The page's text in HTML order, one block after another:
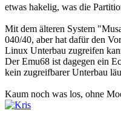
etwas hakelig, was die
Mit dem älteren System
040/40, aber hat dafür den
Linux Unterbau zugreifen
Der Emu68 ist dagegen ein
kein zugreifbarer Unterbau
Kaum noch was los, ohne